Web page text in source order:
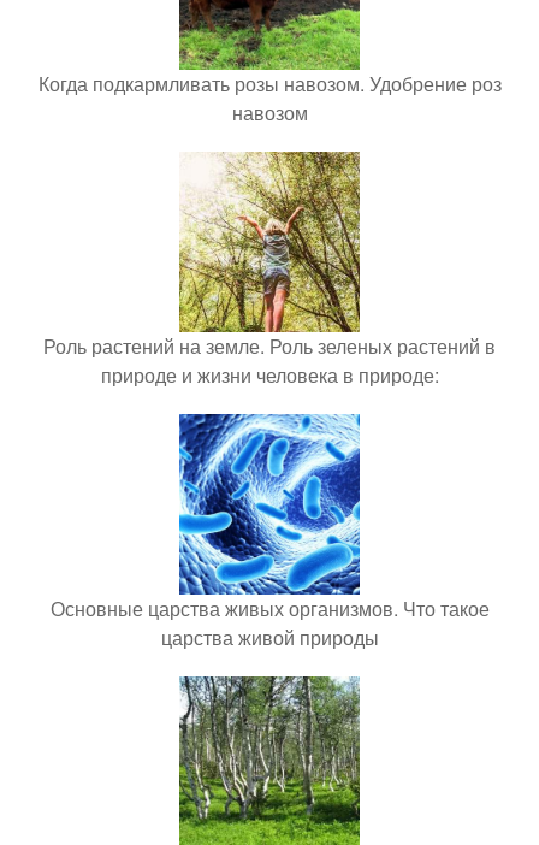
Когда подкармливать розы навозом. Удобрение роз
навозом
Роль растений на земле. Роль зеленых растений в
природе и жизни человека в природе:
Основные царства живых организмов. Что такое
царства живой природы